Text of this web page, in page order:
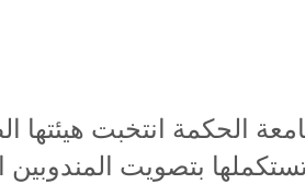
الحكمة انتخبت هيئتها
بتصويت المندوبين